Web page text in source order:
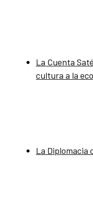
La Cuenta
cultura a la
La